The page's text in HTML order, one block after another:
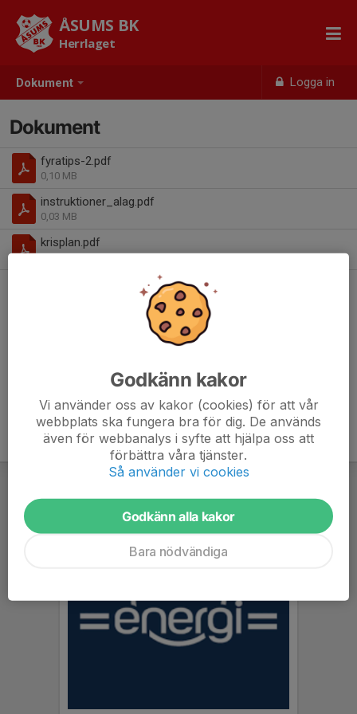
Dokument Logga in
ÅSUMS BK
Herrlaget
Dokument
fyratips-2.pdf
0,10 MB
instruktioner_alag.pdf
0,03 MB
krisplan.pdf
0,05 MB
Godkänn kakor
Vi använder oss av kakor (cookies) för att vår
webbplats ska fungera bra för dig. De används
även för webbanalys i syfte att hjälpa oss att
förbättra våra tjänster.
Så använder vi cookies
Godkänn alla kakor
Bara nödvändiga